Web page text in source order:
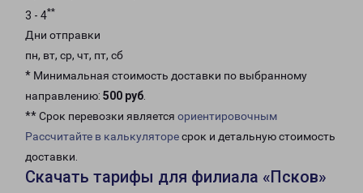
3 - 4**
Дни отправки
пн, вт, ср, чт, пт, сб
* Минимальная стоимость доставки по выбранному
направлению: 500 руб.
** Срок перевозки является ориентировочным
Рассчитайте в калькуляторесрок и детальную стоимость
доставки.
Скачать тарифы для филиала «Псков»